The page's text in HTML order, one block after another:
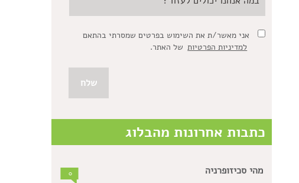
אני מאשר/ת את השימוש בפרטים שמסרתי בהתאם
למדיניות הפרטיות
כתבות אחרונות מהבלוג
מהי סכיזופרניה 0